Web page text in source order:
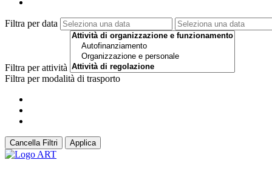
Filtra per data
Filtra per attività
Filtra per modalità di trasporto
Cancella Filtri Applica